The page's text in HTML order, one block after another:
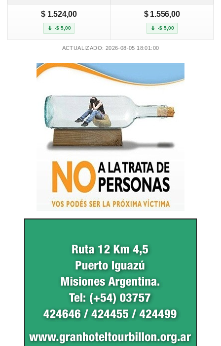
$ 1.524,00
-$ 5,00
$ 1.556,00
-$ 5,00
ACTUALIZADO: 2026-08-05 18:01:00